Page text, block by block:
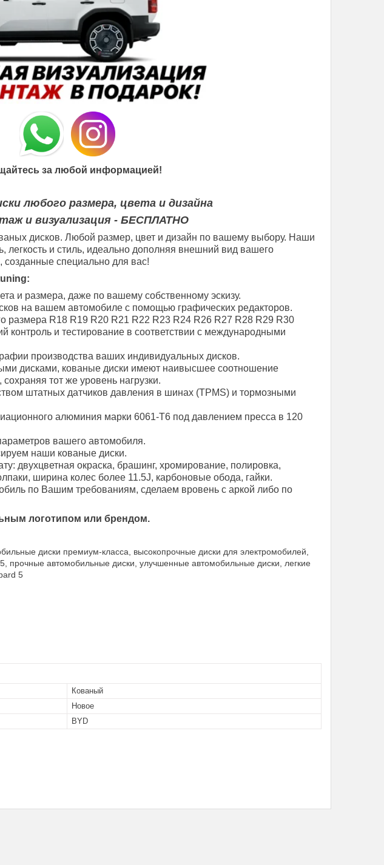
за любой информацией!
любого размера, цвета и дизайна
и визуализация - БЕСПЛАТНО
дисков. Любой размер, цвет и дизайн по вашему выбору. Наши
легкость и стиль, идеально дополняя внешний вид вашего
специально для вас!
и размера, даже по вашему собственному эскизу.
на вашем автомобиле с помощью графических редакторов.
размера R18 R19 R20 R21 R22 R23 R24 R26 R27 R28 R29 R30
контроль и тестирование в соответствии с международными
производства ваших индивидуальных дисков.
дисками, кованые диски имеют наивысшее соотношение
тот же уровень нагрузки.
штатных датчиков давления в шинах (TPMS) и тормозными
алюминия марки 6061-T6 под давлением пресса в 120
вашего автомобиля.
наши кованые диски.
двухцветная окраска, брашинг, хромирование, полировка,
ширина колес более 11.5J, карбоновые обода, гайки.
по Вашим требованиям, сделаем вровень с аркой либо по
логотипом или брендом.
диски премиум-класса, высокопрочные диски для электромобилей,
прочные автомобильные диски, улучшенные автомобильные диски, легкие
5
Кованый
Новое
BYD